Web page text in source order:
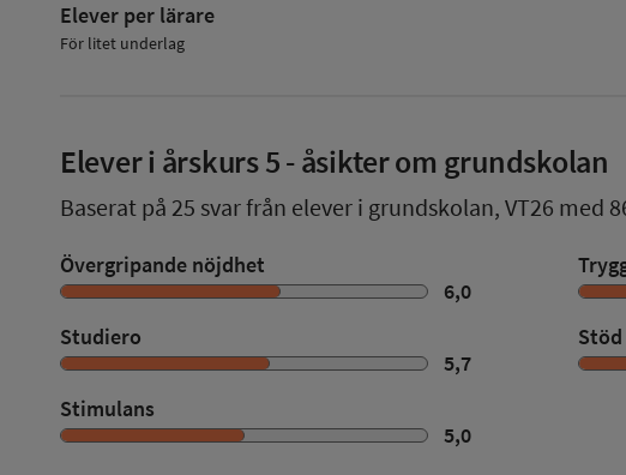
Elever per lärare
För litet underlag
Elever i årskurs 5- åsikter om grundskolan
Baserat på 25 svar från elever i grundskolan, VT26 med
Övergripande nöjdhet
6,0
Studiero
5,7
Stöd
Stimulans
5,0